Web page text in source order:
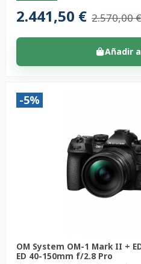
2.441,50 € 2.570,00 €
Añadir
-5%
OM System OM-1 Mark II +
ED 40-150mm f/2.8 Pro